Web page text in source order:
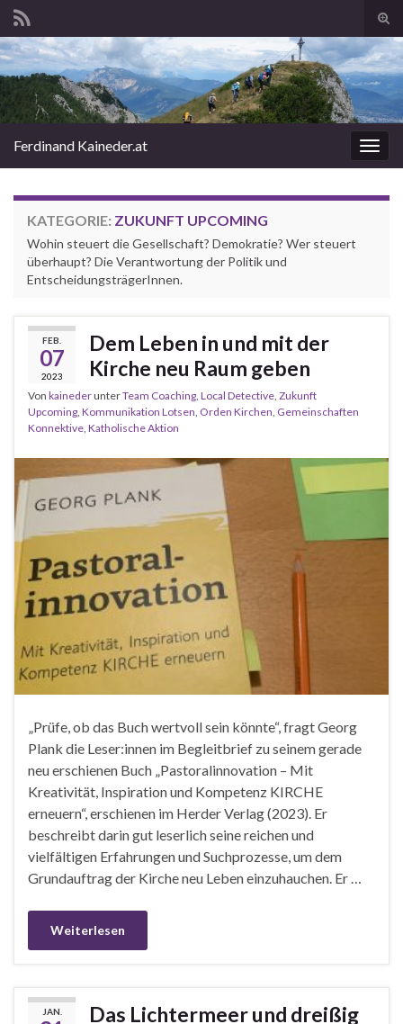
Search for:
Ferdinand Kaineder.at
KATEGORIE: ZUKUNFT UPCOMING
Wohin steuert die Gesellschaft? Demokratie? Wer steuert
überhaupt? Die Verantwortung der Politik und
EntscheidungsträgerInnen.
FEB.
07
2023
Dem Leben in und mit der
Kirche neu Raum geben
Von kainederunterTeam Coaching Local Detective Zukunft
Upcoming Kommunikation Lotsen Orden Kirchen Gemeinschaften
Konnektive Katholische Aktion
„Prüfe, ob das Buch wertvoll sein könnte“, fragt Georg
Plank die Leser:innen im Begleitbrief zu seinem gerade
neu erschienen Buch „Pastoralinnovation – Mit
Kreativität, Inspiration und Kompetenz KIRCHE
erneuern“, erschienen im Herder Verlag (2023). Er
beschreibt darin gut leserlich seine reichen und
vielfältigen Erfahrungen und Suchprozesse, um dem
Grundauftrag der Kirche neu Leben einzuhauchen. Er …
Weiterlesen
JAN.
Das Lichtermeer und dreißig